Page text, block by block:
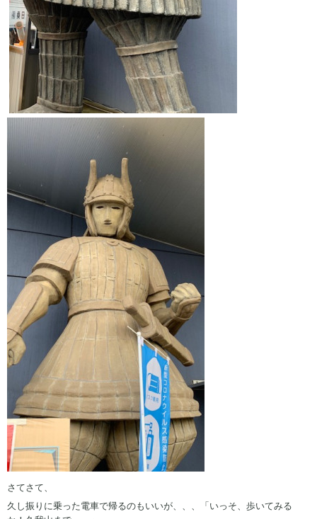
さてさて、
久し振りに乗った電車で帰るのもいいが、、、「いっそ、歩いてみる